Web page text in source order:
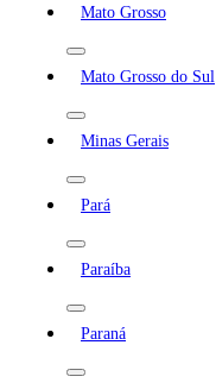
Mato Grosso
Mato Grosso do Sul
Minas Gerais
Pará
Paraíba
Paraná